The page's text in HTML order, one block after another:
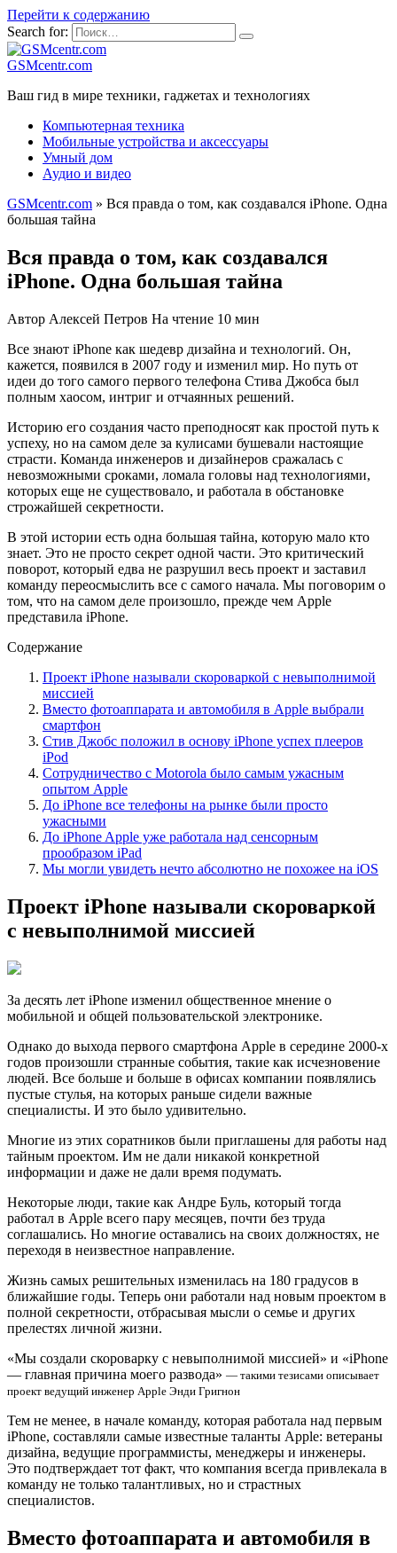
Перейти к содержанию
Search for:
GSMcentr.com
Ваш гид в мире техники, гаджетах и технологиях
Компьютерная техника
Мобильные устройства и аксессуары
Умный дом
Аудио и видео
GSMcentr.com » Вся правда о том, как создавался iPhone. Одна
большая тайна
Вся правда о том, как создавался
iPhone. Одна большая тайна
Автор Алексей Петров На чтение 10 мин
Все знают iPhone как шедевр дизайна и технологий. Он,
кажется, появился в 2007 году и изменил мир. Но путь от
идеи до того самого первого телефона Стива Джобса был
полным хаосом, интриг и отчаянных решений.
Историю его создания часто преподносят как простой путь к
успеху, но на самом деле за кулисами бушевали настоящие
страсти. Команда инженеров и дизайнеров сражалась с
невозможными сроками, ломала головы над технологиями,
которых еще не существовало, и работала в обстановке
строжайшей секретности.
В этой истории есть одна большая тайна, которую мало кто
знает. Это не просто секрет одной части. Это критический
поворот, который едва не разрушил весь проект и заставил
команду переосмыслить все с самого начала. Мы поговорим о
том, что на самом деле произошло, прежде чем Apple
представила iPhone.
Содержание
Проект iPhone называли скороваркой с невыполнимой
миссией
Вместо фотоаппарата и автомобиля в Apple выбрали
смартфон
Стив Джобс положил в основу iPhone успех плееров
iPod
Сотрудничество с Motorola было самым ужасным
опытом Apple
До iPhone все телефоны на рынке были просто
ужасными
До iPhone Apple уже работала над сенсорным
прообразом iPad
Мы могли увидеть нечто абсолютно не похожее на iOS
Проект iPhone называли скороваркой
с невыполнимой миссией
За десять лет iPhone изменил общественное мнение о
мобильной и общей пользовательской электронике.
Однако до выхода первого смартфона Apple в середине 2000-х
годов произошли странные события, такие как исчезновение
людей. Все больше и больше в офисах компании появлялись
пустые стулья, на которых раньше сидели важные
специалисты. И это было удивительно.
Многие из этих соратников были приглашены для работы над
тайным проектом. Им не дали никакой конкретной
информации и даже не дали время подумать.
Некоторые люди, такие как Андре Буль, который тогда
работал в Apple всего пару месяцев, почти без труда
соглашались. Но многие оставались на своих должностях, не
переходя в неизвестное направление.
Жизнь самых решительных изменилась на 180 градусов в
ближайшие годы. Теперь они работали над новым проектом в
полной секретности, отбрасывая мысли о семье и других
прелестях личной жизни.
«Мы создали скороварку с невыполнимой миссией» и «iPhone
— главная причина моего развода» — такими тезисами описывает
проект ведущий инженер Apple Энди Григнон
Тем не менее, в начале команду, которая работала над первым
iPhone, составляли самые известные таланты Apple: ветераны
дизайна, ведущие программисты, менеджеры и инженеры.
Это подтверждает тот факт, что компания всегда привлекала в
команду не только талантливых, но и страстных
специалистов.
Вместо фотоаппарата и автомобиля в